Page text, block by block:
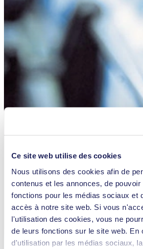
Ce site web utilise des cookies
Nous utilisons des cookies afin de
contenus et les annonces, de pouvoir
fonctions pour les médias sociaux et
accès à notre site web. Si vous
l'utilisation des cookies, vous ne
de leurs fonctions sur le site web. En
d'utilisation par les médias sociaux,